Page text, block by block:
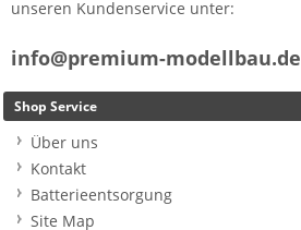
unseren Kundenservice unter:
info@premium-modellbau.de
Shop Service
Über uns
Kontakt
Batterieentsorgung
Site Map